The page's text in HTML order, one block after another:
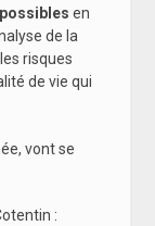
en
de la
risques
de vie qui
vont se
: